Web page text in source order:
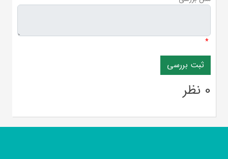
*
0 نظر